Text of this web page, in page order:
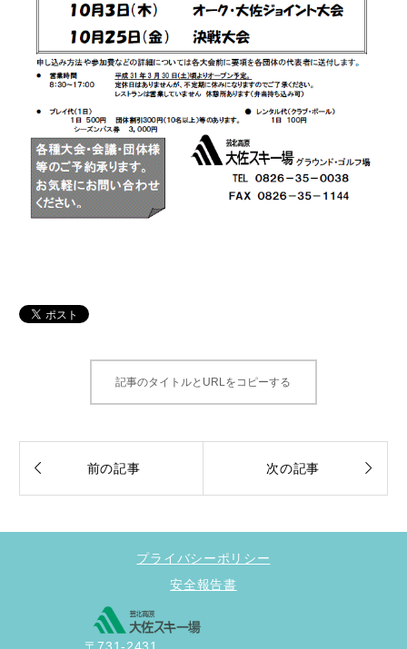
記事のタイトルとURLをコピーする
 前の記事 次の記事 
プライバシーポリシー
安全報告書